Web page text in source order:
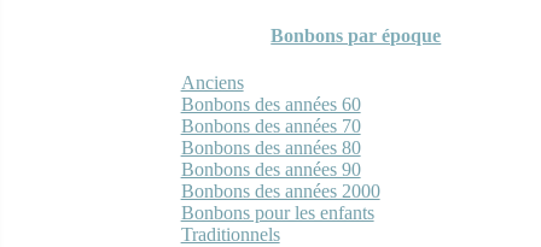
Bonbons par époque
Anciens
Bonbons des années 60
Bonbons des années 70
Bonbons des années 80
Bonbons des années 90
Bonbons des années 2000
Bonbons pour les enfants
Traditionnels